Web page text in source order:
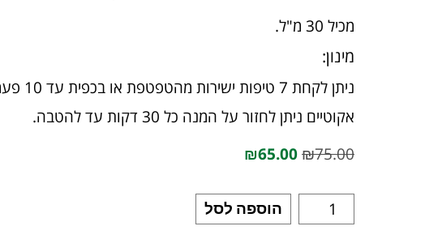
מכיל 30 מ"ל.
מינון:
ניתן
אקוטיים ניתן לחזור על המנה כל 30 דקות עד להטבה.
₪75.00
₪65.00
הוספה לסל